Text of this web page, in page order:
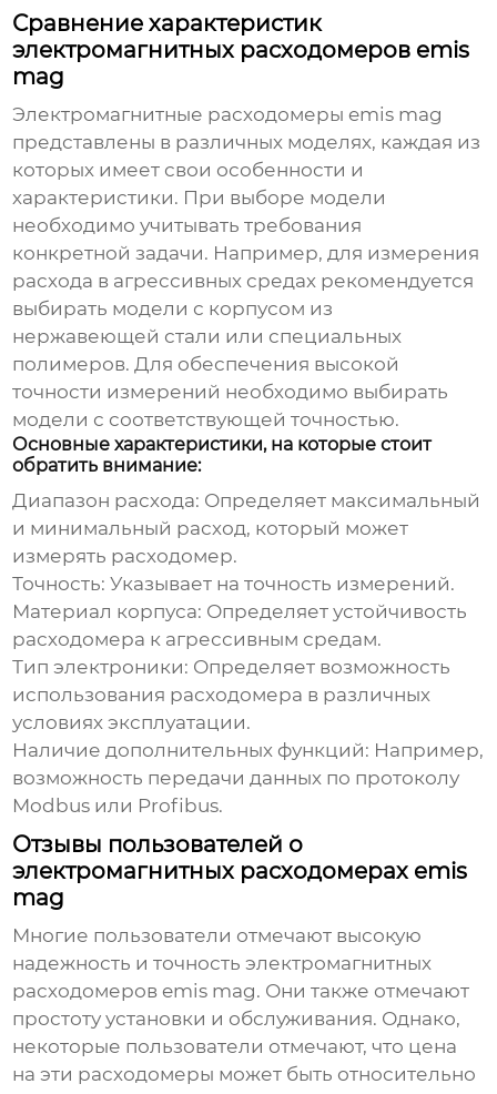
Сравнение характеристик
электромагнитных расходомеров emis
mag
Электромагнитные расходомеры emis mag
представлены в различных моделях, каждая из
которых имеет свои особенности и
характеристики. При выборе модели
необходимо учитывать требования
конкретной задачи. Например, для измерения
расхода в агрессивных средах рекомендуется
выбирать модели с корпусом из
нержавеющей стали или специальных
полимеров. Для обеспечения высокой
точности измерений необходимо выбирать
модели с соответствующей точностью.
Основные характеристики, на которые стоит
обратить внимание:
Диапазон расхода: Определяет максимальный
и минимальный расход, который может
измерять расходомер.
Точность: Указывает на точность измерений.
Материал корпуса: Определяет устойчивость
расходомера к агрессивным средам.
Тип электроники: Определяет возможность
использования расходомера в различных
условиях эксплуатации.
Наличие дополнительных функций: Например,
возможность передачи данных по протоколу
Modbus или Profibus.
Отзывы пользователей о
электромагнитных расходомерах emis
mag
Многие пользователи отмечают высокую
надежность и точностьэлектромагнитных
расходомеров emis mag. Они также отмечают
простоту установки и обслуживания. Однако,
некоторые пользователи отмечают, что цена
на эти расходомеры может быть относительно